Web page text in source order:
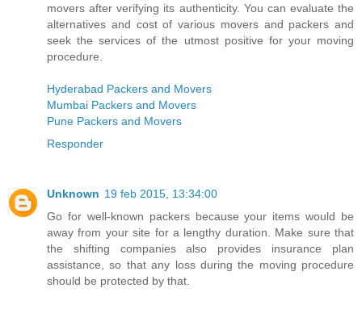
movers after verifying its authenticity. You can evaluate the
alternatives and cost of various movers and packers and
seek the services of the utmost positive for your moving
procedure.
Hyderabad Packers and Movers
Mumbai Packers and Movers
Pune Packers and Movers
Responder
Unknown 19 feb 2015, 13:34:00
Go for well-known packers because your items would be
away from your site for a lengthy duration. Make sure that
the shifting companies also provides insurance plan
assistance, so that any loss during the moving procedure
should be protected by that.